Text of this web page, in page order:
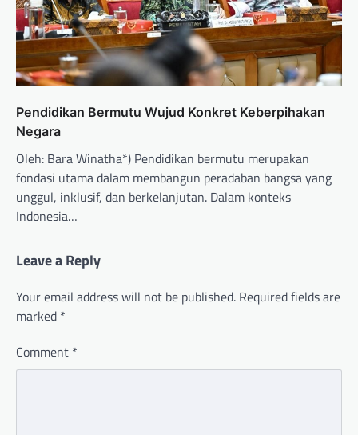
Pendidikan Bermutu Wujud Konkret Keberpihakan
Negara
Oleh: Bara Winatha*) Pendidikan bermutu merupakan
fondasi utama dalam membangun peradaban bangsa yang
unggul, inklusif, dan berkelanjutan. Dalam konteks
Indonesia…
Leave a Reply
Your email address will not be published. Required fields are
marked *
Comment *